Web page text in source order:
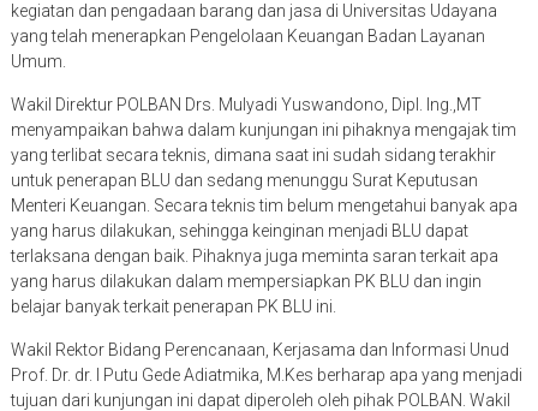
kegiatan dan pengadaan barang dan jasa di Universitas Udayana
yang telah menerapkan Pengelolaan Keuangan Badan Layanan
Umum.
Wakil Direktur POLBAN Drs. Mulyadi Yuswandono, Dipl. Ing.,MT
menyampaikan bahwa dalam kunjungan ini pihaknya mengajak tim
yang terlibat secara teknis, dimana saat ini sudah sidang terakhir
untuk penerapan BLU dan sedang menunggu Surat Keputusan
Menteri Keuangan. Secara teknis tim belum mengetahui banyak apa
yang harus dilakukan, sehingga keinginan menjadi BLU dapat
terlaksana dengan baik. Pihaknya juga meminta saran terkait apa
yang harus dilakukan dalam mempersiapkan PK BLU dan ingin
belajar banyak terkait penerapan PK BLU ini.
Wakil Rektor Bidang Perencanaan, Kerjasama dan Informasi Unud
Prof. Dr. dr. I Putu Gede Adiatmika, M.Kes berharap apa yang menjadi
tujuan dari kunjungan ini dapat diperoleh oleh pihak POLBAN. Wakil